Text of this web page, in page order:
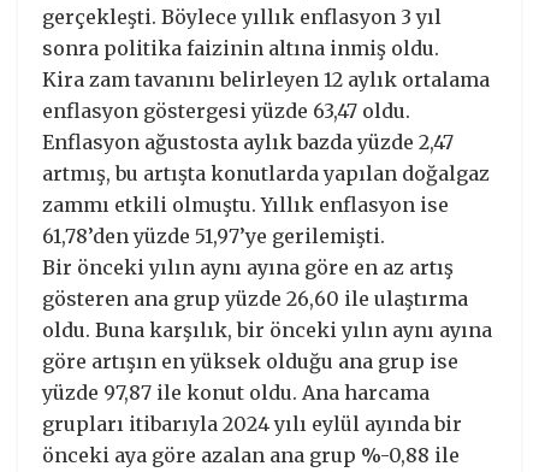
gerçekleşti. Böylece yıllık enflasyon 3 yıl
sonra politika faizinin altına inmiş oldu.
Kira zam tavanını belirleyen 12 aylık ortalama
enflasyon göstergesi yüzde 63,47 oldu.
Enflasyon ağustosta aylık bazda yüzde 2,47
artmış, bu artışta konutlarda yapılan doğalgaz
zammı etkili olmuştu. Yıllık enflasyon ise
61,78’den yüzde 51,97’ye gerilemişti.
Bir önceki yılın aynı ayına göre en az artış
gösteren ana grup yüzde 26,60 ile ulaştırma
oldu. Buna karşılık, bir önceki yılın aynı ayına
göre artışın en yüksek olduğu ana grup ise
yüzde 97,87 ile konut oldu. Ana harcama
grupları itibarıyla 2024 yılı eylül ayında bir
önceki aya göre azalan ana grup %-0,88 ile